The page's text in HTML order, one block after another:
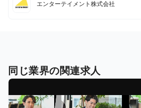
エンターテイメント株式会社
同じ業界の関連求人